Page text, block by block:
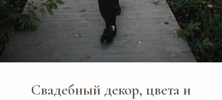
Свадебный декор, цвета и